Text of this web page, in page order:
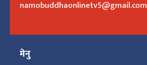
namobuddhaonlinetv5@gmail.com
मेनु